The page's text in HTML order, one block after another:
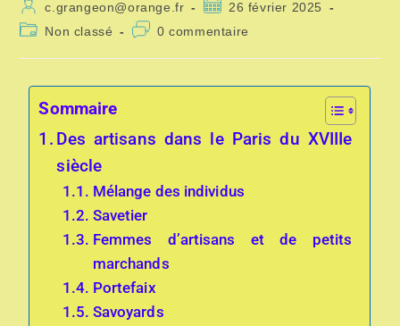
c.grangeon@orange.fr
26 février 2025
Non classé
0 commentaire
Sommaire
Des artisans dans le Paris du XVIIIe
siècle
Mélange des individus
Savetier
Femmes d’artisans et de petits
marchands
Portefaix
Savoyards